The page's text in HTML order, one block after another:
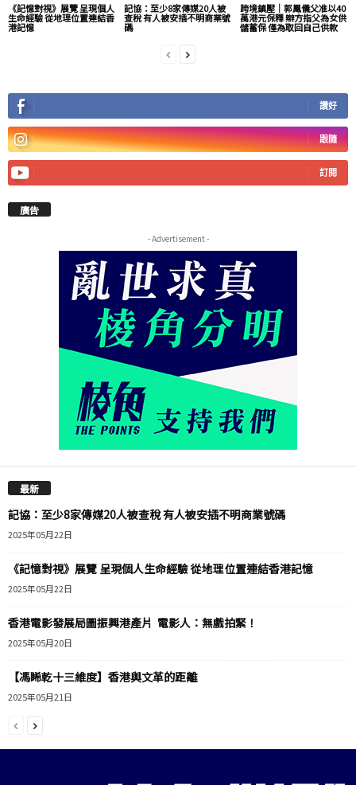
《記憶對視》展覽 呈現個人
生命經驗 從地理位置連結香
港記憶
記協：至少8家傳媒20人被
查稅 有人被安插不明商業號
碼
跨境鎮壓｜郭鳳儀父准以40
萬港元保釋 辯方指父為女供
儲蓄保 僅為取回自己供款
讚好
跟隨
訂閱
廣告
- Advertisement -
最新
記協：至少8家傳媒20人被查稅 有人被安插不明商業號碼
2025年05月22日
《記憶對視》展覽 呈現個人生命經驗 從地理位置連結香港記憶
2025年05月22日
香港電影發展局圖振興港產片 電影人：無戲拍緊！
2025年05月20日
【馮睎乾十三維度】香港與文革的距離
2025年05月21日